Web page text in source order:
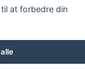
at forbedre din